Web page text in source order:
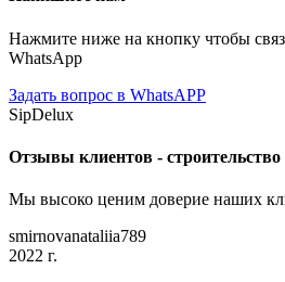
Нажмите ниже на кнопку чтобы
WhatsApp
Задать вопрос в WhatsAPP
SipDelux
Отзывы клиентов -
Мы высоко ценим доверие наших
smirnovanataliia789
2022 г.